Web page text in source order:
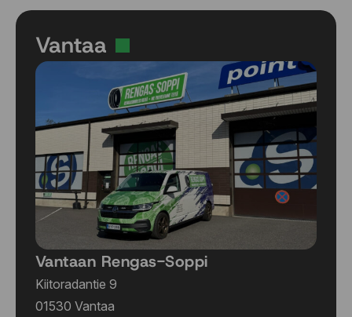
Vantaa
Vantaan Rengas-Soppi
Kiitoradantie 9
01530 Vantaa